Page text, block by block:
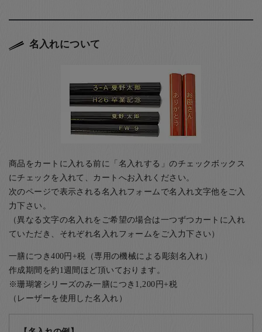
名入れについて
商品をカートに入れる前に「名入れする」のチェックボックス
にチェックを入れて、カートへお入れください。
次のページで表示される名入れフォームで名入れ文字他をご入
力下さい。
（異なる文字の名入れをご希望の場合は一つずつカートに入れ
ていただき、それぞれ名入れフォームをご入力下さい）
一膳につき400円+税（専用の機械による彫刻名入れ）
作成期間を約1週間ほど頂いております。
※珊瑚箸シリーズのみ一膳につき1,200円+税
（レーザーを使用した名入れ）